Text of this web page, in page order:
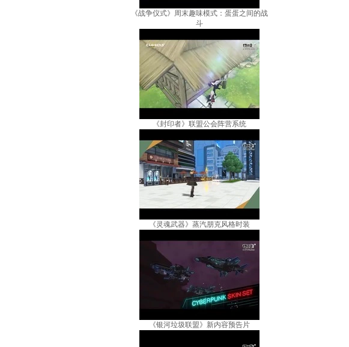
《战争仪式》周末趣味模式：蛋蛋之间的战
斗
《封印者》联盟公会阵营系统
《灵魂武器》蒸汽朋克风格时装
《银河垃圾联盟》新内容预告片